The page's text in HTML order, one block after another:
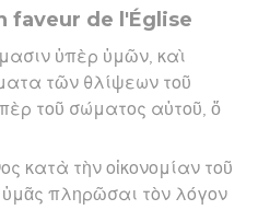
faveur de l'Église
ὑπὲρ ὑμῶν, καὶ
τῶν θλίψεων τοῦ
τοῦ σώματος αὐτοῦ, ὅ
κατὰ τὴν οἰκονομίαν τοῦ
ὑμᾶς πληρῶσαι τὸν λόγον